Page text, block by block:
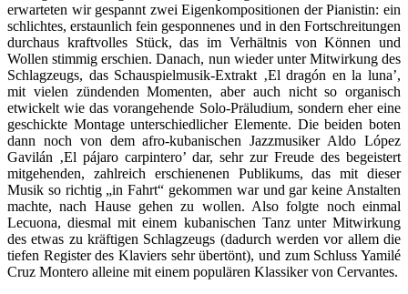
erwarteten wir gespannt zwei Eigenkompositionen der Pianistin: ein
schlichtes, erstaunlich fein gesponnenes und in den Fortschreitungen
durchaus kraftvolles Stück, das im Verhältnis von Können und
Wollen stimmig erschien. Danach, nun wieder unter Mitwirkung des
Schlagzeugs, das Schauspielmusik-Extrakt ‚El dragón en la luna’,
mit vielen zündenden Momenten, aber auch nicht so organisch
etwickelt wie das vorangehende Solo-Präludium, sondern eher eine
geschickte Montage unterschiedlicher Elemente. Die beiden boten
dann noch von dem afro-kubanischen Jazzmusiker Aldo López
Gavilán ‚El pájaro carpintero’ dar, sehr zur Freude des begeistert
mitgehenden, zahlreich erschienenen Publikums, das mit dieser
Musik so richtig „in Fahrt“ gekommen war und gar keine Anstalten
machte, nach Hause gehen zu wollen. Also folgte noch einmal
Lecuona, diesmal mit einem kubanischen Tanz unter Mitwirkung
des etwas zu kräftigen Schlagzeugs (dadurch werden vor allem die
tiefen Register des Klaviers sehr übertönt), und zum Schluss Yamilé
Cruz Montero alleine mit einem populären Klassiker von Cervantes.